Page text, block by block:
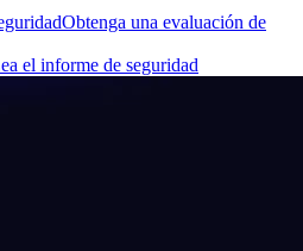
Obtenga una evaluación de
el informe de seguridad